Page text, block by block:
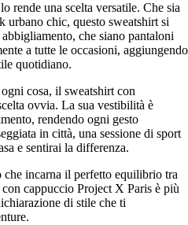
rende una scelta versatile. Che sia
urbano chic, questo sweatshirt si
che siano pantaloni
a tutte le occasioni, aggiungendo
quotidiano.
cosa, il sweatshirt con
ovvia. La sua vestibilità è
rendendo ogni gesto
in città, una sessione di sport
e sentirai la differenza.
incarna il perfetto equilibrio tra
cappuccio Project X Paris è più
di stile che ti